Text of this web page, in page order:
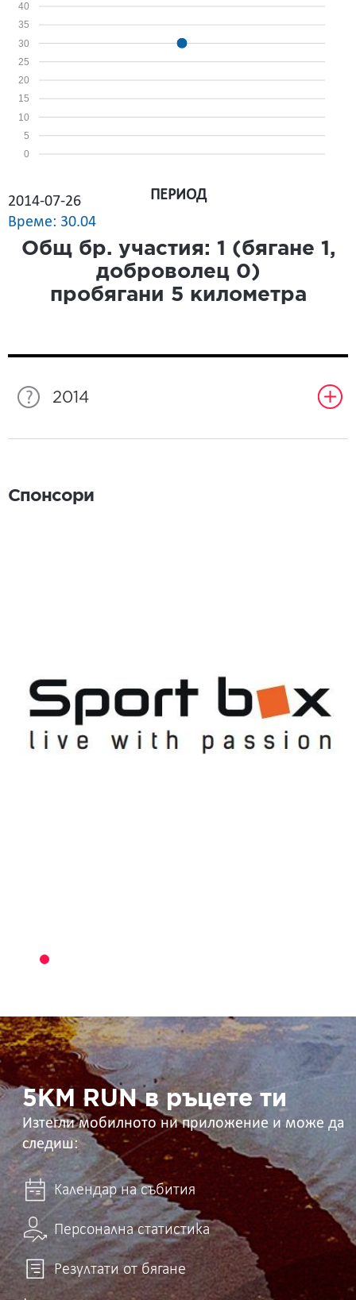
0
5
10
15
20
25
30
35
40
2014-07-26
Време: 30.04
ПЕРИОД
Общ бр. участия: 1 (бягане 1 ,
доброволец 0)
пробягани 5 километра
2014
Спонсори
5KM
RUN
в
ръцете
ти 5KM RUN в ръцете ти
Изтегли мобилното ни приложение и може да
следиш:
Календар на събития
Персонална статистика
Резултати от бягане